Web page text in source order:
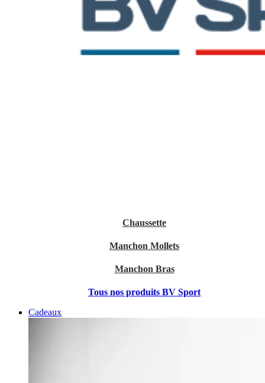
Chaussette
Manchon Mollets
Manchon Bras
Tous nos produits BV Sport
Cadeaux